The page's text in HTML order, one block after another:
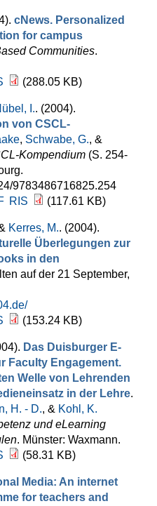
cNews. Personalized
for campus
Communities.
(288.05 KB)
I.. (2004).
von CSCL-
, Schwabe, G., &
Kompendium (S. 254-
9783486716825.254
RIS (117.61 KB)
Kerres, M.. (2004).
Überlegungen zur
in den
auf der 21 September,
(153.24 KB)
Das Duisburger E-
Faculty Engagement.
Welle von Lehrenden
in der Lehre.
H. - D., & Kohl, K.
und eLearning
. Münster: Waxmann.
(58.31 KB)
Media: An internet
for teachers and